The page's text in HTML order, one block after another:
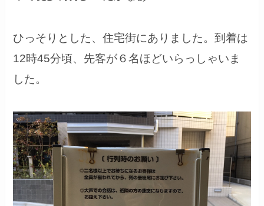
ひっそりとした、住宅街にありました。到着は
12時45分頃、先客が６名ほどいらっしゃいま
した。